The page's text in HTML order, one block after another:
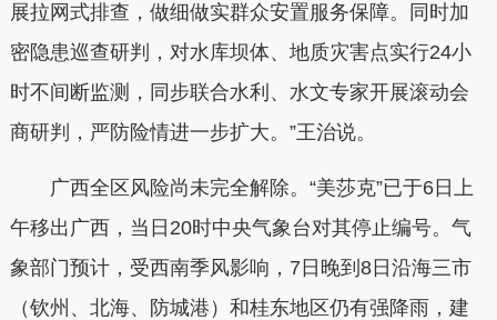
展拉网式排查，做细做实群众安置服务保障。同时加
密隐患巡查研判，对水库坝体、地质灾害点实行24小
时不间断监测，同步联合水利、水文专家开展滚动会
商研判，严防险情进一步扩大。”王治说。
广西全区风险尚未完全解除。“美莎克”已于6日上
午移出广西，当日20时中央气象台对其停止编号。气
象部门预计，受西南季风影响，7日晚到8日沿海三市
（钦州、北海、防城港）和桂东地区仍有强降雨，建